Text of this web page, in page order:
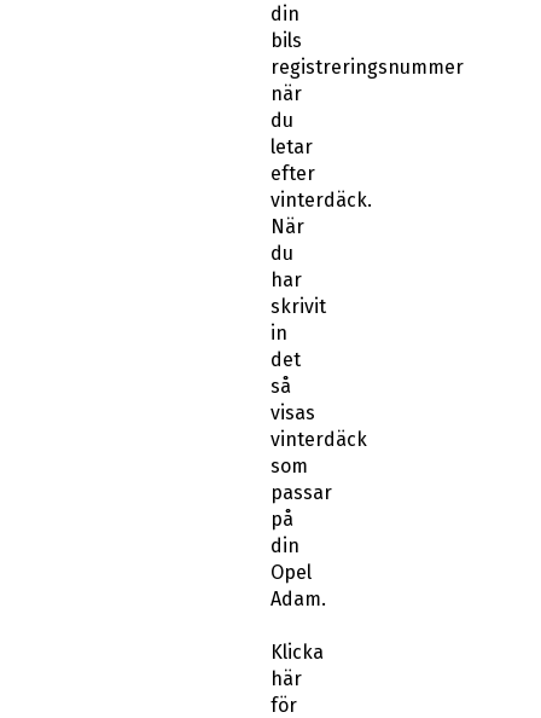
din
bils
registreringsnummer
när
du
letar
efter
vinterdäck.
När
du
har
skrivit
in
det
så
visas
vinterdäck
som
passar
på
din
Opel
Adam.
Klicka
här
för